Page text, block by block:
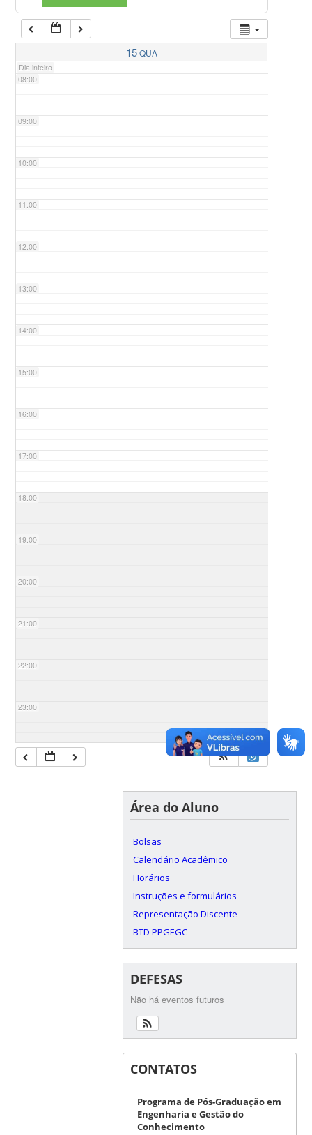
15QUA
Dia inteiro
07:00
08:00
09:00
10:00
11:00
12:00
13:00
14:00
15:00
16:00
17:00
18:00
19:00
20:00
21:00
22:00
23:00
Área do Aluno
Bolsas
Calendário Acadêmico
Horários
Instruções e formulários
Representação Discente
BTD PPGEGC
DEFESAS
Não há eventos futuros
CONTATOS
Programa de Pós-Graduação em
Engenharia e Gestão do
Conhecimento